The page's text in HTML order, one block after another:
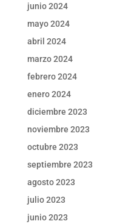
junio 2024
mayo 2024
abril 2024
marzo 2024
febrero 2024
enero 2024
diciembre 2023
noviembre 2023
octubre 2023
septiembre 2023
agosto 2023
julio 2023
junio 2023